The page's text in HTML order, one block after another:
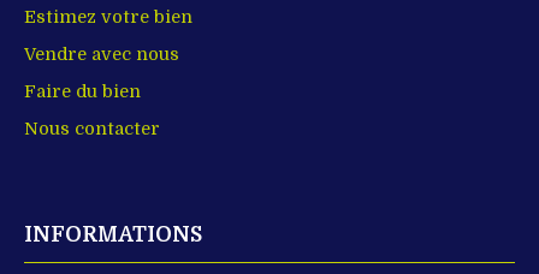
Estimez votre bien
Vendre avec nous
Faire du bien
Nous contacter
INFORMATIONS